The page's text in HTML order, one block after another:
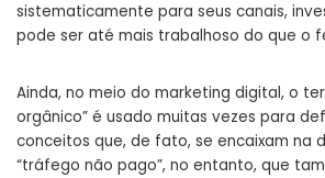
sistematicamente para seus canais,
pode ser até mais trabalhoso do que o
Ainda, no meio do marketing digital, o
orgânico” é usado muitas vezes para
conceitos que, de fato, se encaixam na
“tráfego não pago”, no entanto, que